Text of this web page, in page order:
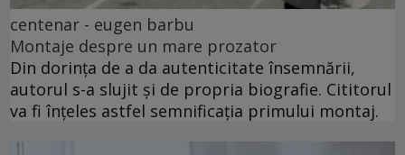
centenar - eugen barbu
Montaje despre un mare prozator
Din dorința de a da autenticitate însemnării,
autorul s-a slujit și de propria biografie. Cititorul
va fi înțeles astfel semnificația primului montaj.